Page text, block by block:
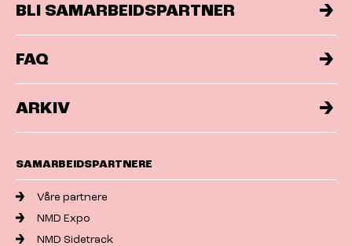
BLI SAMARBEIDSPARTNER
FAQ
ARKIV
SAMARBEIDSPARTNERE
Våre partnere
NMD Expo
NMD Sidetrack